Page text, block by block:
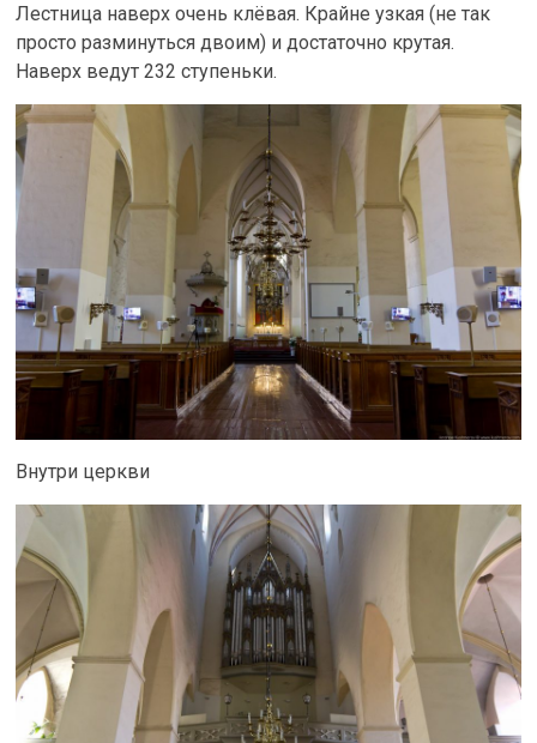
Лестница наверх очень клёвая. Крайне узкая (не так
просто разминуться двоим) и достаточно крутая.
Наверх ведут 232 ступеньки.
Внутри церкви